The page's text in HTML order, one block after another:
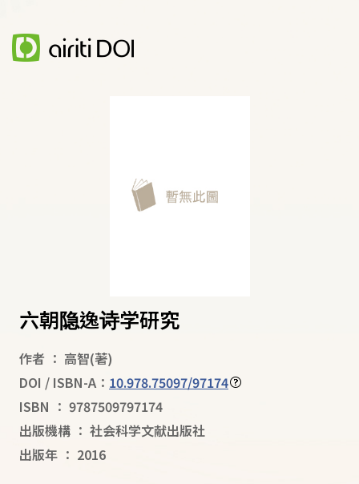
六朝隐逸诗学研究
作者 ： 高智(著)
DOI / ISBN-A： 10.978.75097/97174
ISBN ： 9787509797174
出版機構 ： 社会科学文献出版社
出版年 ： 2016